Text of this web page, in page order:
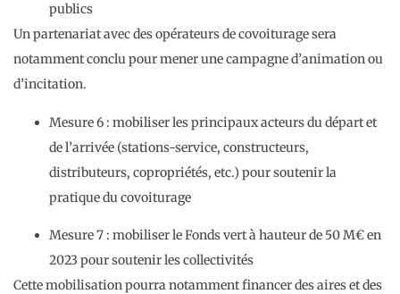
publics
Un partenariat avec des opérateurs de covoiturage sera
notamment conclu pour mener une campagne d’animation ou
d’incitation.
Mesure 6 : mobiliser les principaux acteurs du départ et
de l’arrivée (stations-service, constructeurs,
distributeurs, copropriétés, etc.) pour soutenir la
pratique du covoiturage
Mesure 7 : mobiliser le Fonds vert à hauteur de 50 M€ en
2023 pour soutenir les collectivités
Cette mobilisation pourra notamment financer des aires et des